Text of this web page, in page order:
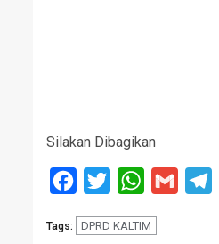
Silakan Dibagikan
Facebook
Twitter WhatsApp
Gmail
Tags: DPRD KALTIM